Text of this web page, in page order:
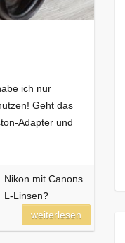
ich nur
Geht das
Adapter und
Nikon mit Canons
L-Linsen?
weiterlesen